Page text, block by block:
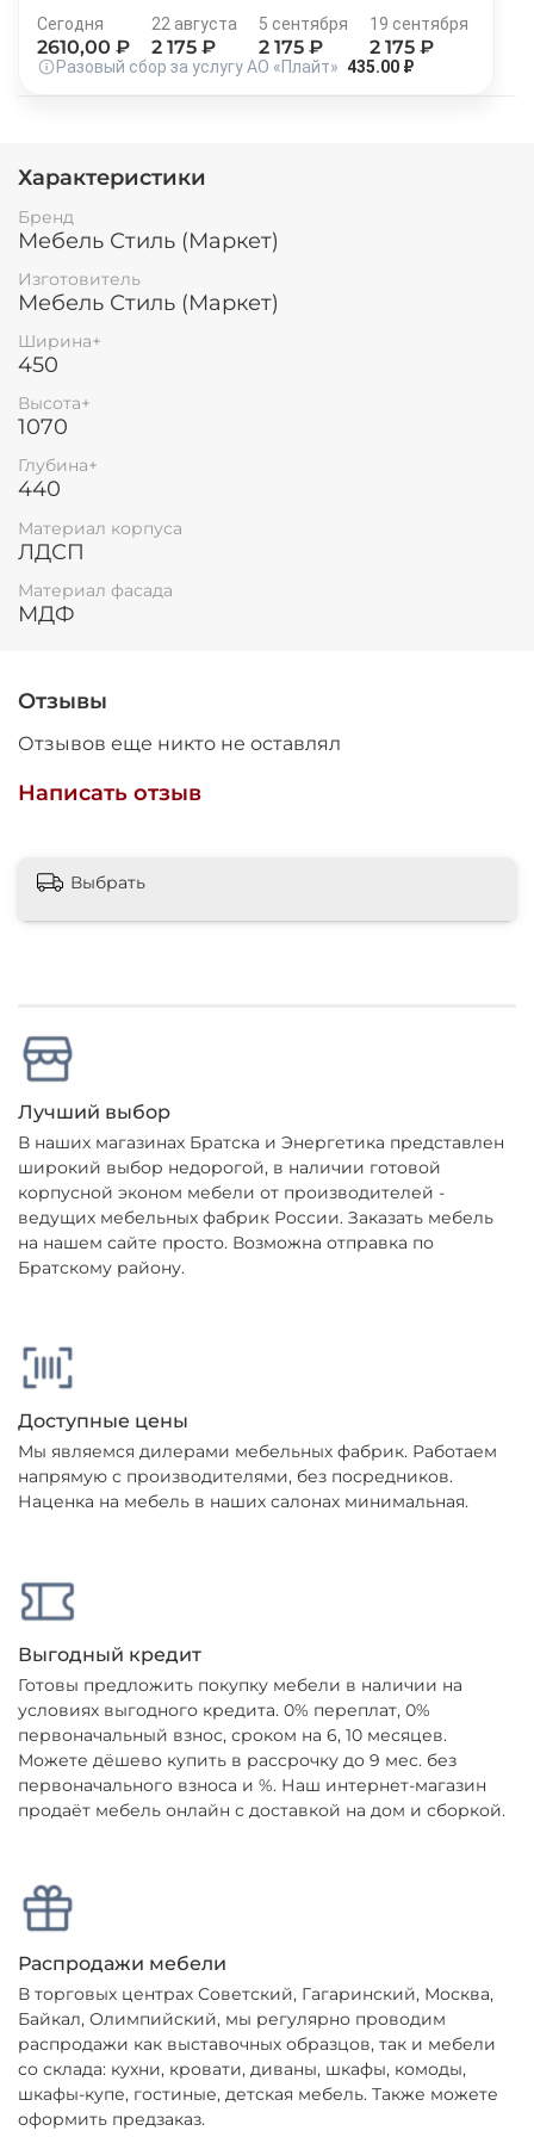
Сегодня
2610,00 ₽
22 августа
2 175 ₽
5 сентября
2 175 ₽
19 сентября
2 175 ₽
Разовый сбор за услугу АО «Плайт» 435.00 ₽
Характеристики
Бренд
Мебель Стиль (Маркет)
Изготовитель
Мебель Стиль (Маркет)
Ширина+
450
Высота+
1070
Глубина+
440
Материал корпуса
ЛДСП
Материал фасада
МДФ
Отзывы
Отзывов еще никто не оставлял
Написать отзыв
Выбрать
Лучший выбор
В наших магазинах Братска и Энергетика представлен
широкий выбор недорогой, в наличии готовой
корпусной эконом мебели от производителей -
ведущих мебельных фабрик России. Заказать мебель
на нашем сайте просто. Возможна отправка по
Братскому району.
Доступные цены
Мы являемся дилерами мебельных фабрик. Работаем
напрямую с производителями, без посредников.
Наценка на мебель в наших салонах минимальная.
Выгодный кредит
Готовы предложить покупку мебели в наличии на
условиях выгодного кредита. 0% переплат, 0%
первоначальный взнос, сроком на 6, 10 месяцев.
Можете дёшево купить в рассрочку до 9 мес. без
первоначального взноса и %. Наш интернет-магазин
продаёт мебель онлайн с доставкой на дом и сборкой.
Распродажи мебели
В торговых центрах Советский, Гагаринский, Москва,
Байкал, Олимпийский, мы регулярно проводим
распродажи как выставочных образцов, так и мебели
со склада: кухни, кровати, диваны, шкафы, комоды,
шкафы-купе, гостиные, детская мебель. Также можете
оформить предзаказ.
25
раз в 2 недели
Остались вопросы?
8 800 302-02-51
plait.ru